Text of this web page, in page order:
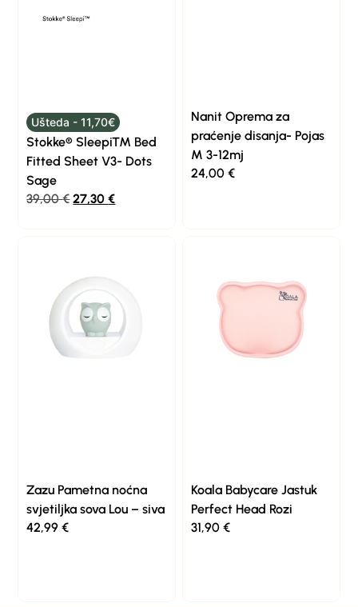
Ušteda - 11,70€
Stokke® Sleepi™ Bed
Fitted Sheet V3- Dots
Sage
39,00€ 27,30€
Nanit Oprema za
praćenje disanja- Pojas
M 3-12mj
24,00 €
Zazu Pametna noćna
svjetiljka sova Lou – siva
42,99€
Koala Babycare Jastuk
Perfect Head Rozi
31,90 €